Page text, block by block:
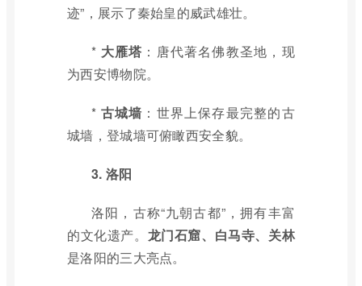
迹”，展示了秦始皇的威武雄壮。
* 大雁塔 ：唐代著名佛教圣地，现
为西安博物院。
* 古城墙 ：世界上保存最完整的古
城墙，登城墙可俯瞰西安全貌。
3. 洛阳
洛阳，古称“九朝古都”，拥有丰富
的文化遗产。 龙门石窟、白马寺、关林
是洛阳的三大亮点。